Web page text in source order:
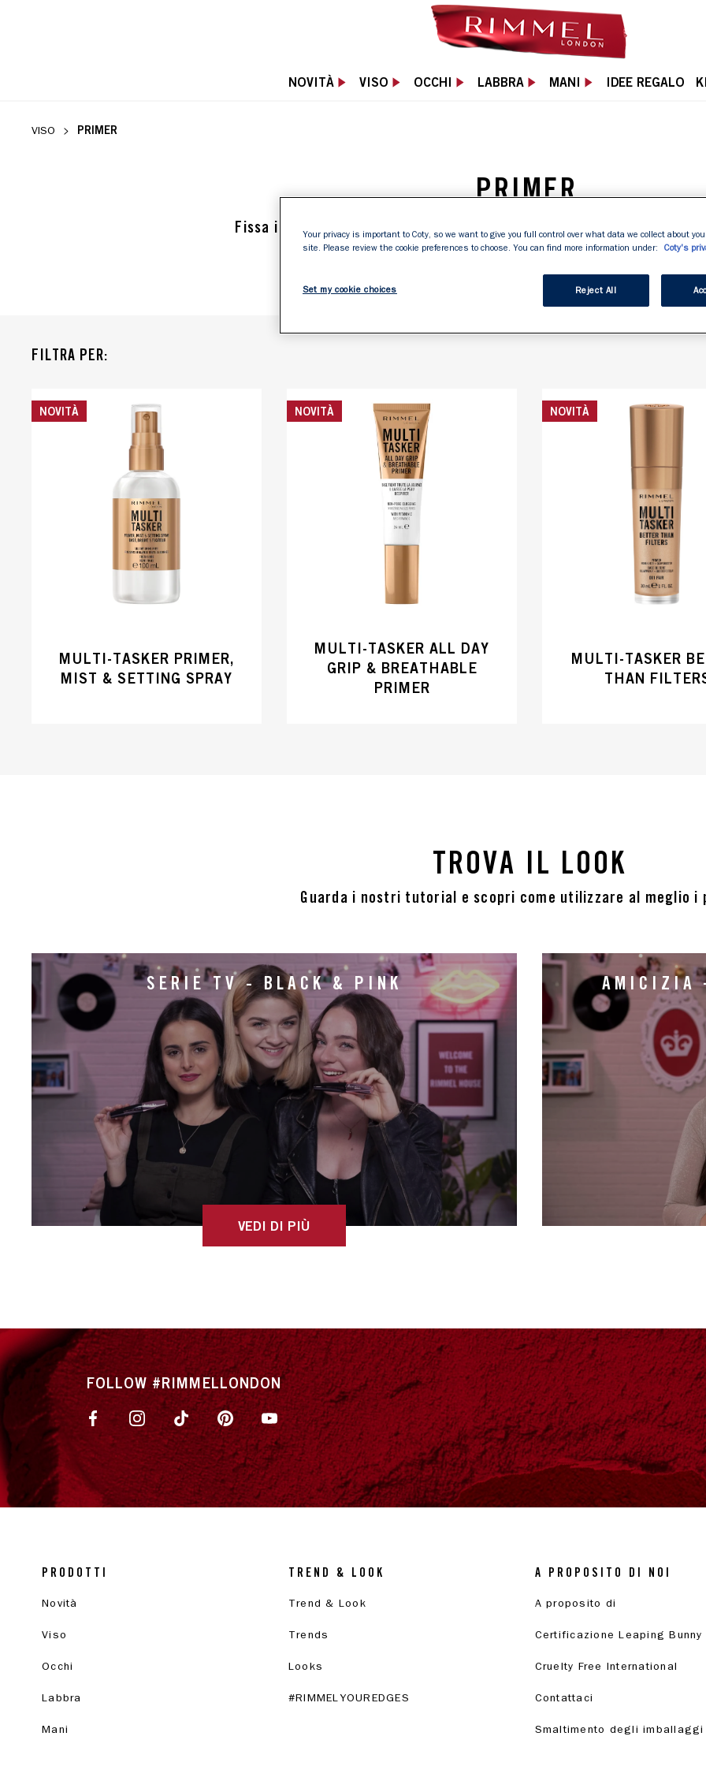
NOVITÀ VISO OCCHI LABBRA MANI IDEE REGALO
VISO PRIMER
PRIMER
Fissa il make up viso con il nostro primer. Utilizzato prima del
durata del trucco viso per tutto il giorno.
FILTRA PER:
MULTI-TASKER PRIMER,
MIST & SETTING SPRAY
NOVITÀ
MULTI-TASKER ALL DAY
GRIP & BREATHABLE
PRIMER
NOVITÀ
MULTI-TASKER
THAN
NOVITÀ
TROVA IL LOOK
Guarda i nostri tutorial e scopri come utilizzare al meglio i
SERIE TV - BLACK & PINK
VEDI DI PIÙ
AMICIZIA
FOLLOW #RIMMELLONDON
PRODOTTI
Novità
Viso
Occhi
Labbra
Mani
TREND & LOOK
Trend & Look
Trends
Looks
#RIMMELYOUREDGES
A PROPOSITO DI NOI
A proposito di
Certificazione Leaping Bunny
Cruelty Free International
Contattaci
Smaltimento degli imballaggi
Your privacy is important to Coty, so we want to give you full control over what data we collect about
site. Please review the cookie preferences to choose. You can find more information under:
Coty's
Set my cookie choices Reject All